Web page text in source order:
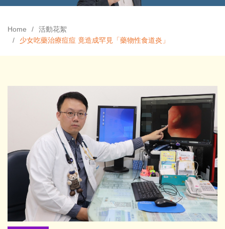
Home
活動花絮
少女吃藥治療痘痘 竟造成罕見「藥物性食道炎」